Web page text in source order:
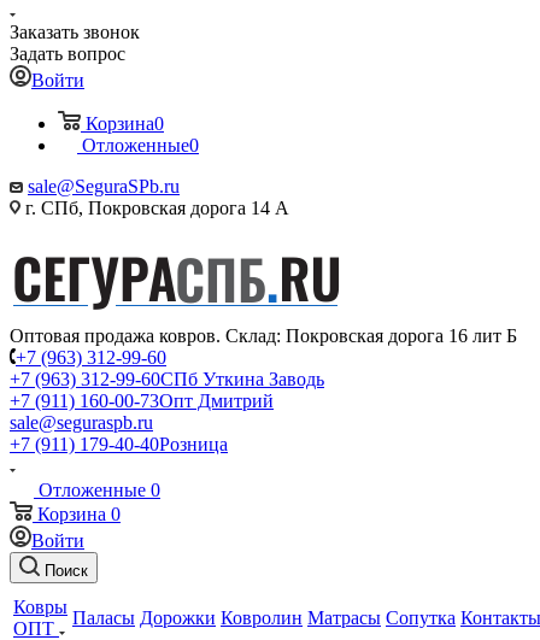
Заказать звонок
Задать вопрос
Войти
Корзина0
Отложенные0
sale@SeguraSPb.ru
г. СПб, Покровская дорога 14 А
Оптовая продажа ковров. Склад: Покровская дорога 16 лит Б
+7 (963) 312-99-60
+7 (963) 312-99-60СПб Уткина Заводь
+7 (911) 160-00-73Опт Дмитрий
sale@seguraspb.ru
+7 (911) 179-40-40Розница
Отложенные 0
Корзина 0
Войти
Поиск
Ковры
ОПТ
Паласы Дорожки Ковролин Матрасы Сопутка Контакты